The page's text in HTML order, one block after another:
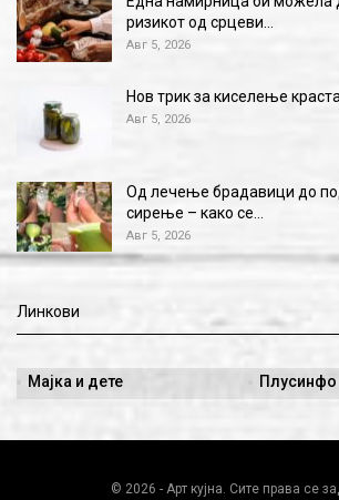
ризикот од срцеви…
Авг 5, 2026
Нов трик за киселење
Авг 5, 2026
Од лечење брадавици до
сирење – како се…
Авг 5, 2026
Линкови
Мајка и дете Плусинфо
© 2026 - Арт кујна. Сите права се